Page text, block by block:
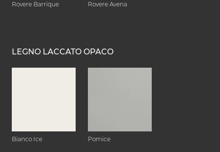
Rovere Barrique Rovere Avena
LEGNO LACCATO OPACO
Bianco Ice Pomice